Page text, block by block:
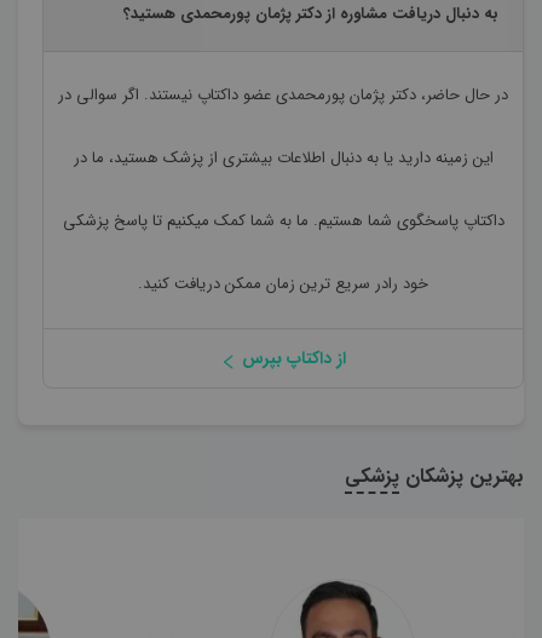
به دنبال دریافت مشاوره از دکتر پژمان پورمحمدی هستید؟
در حال حاضر، دکتر پژمان پورمحمدیعضو داکتاپ نیستند. اگر سوالی در
این زمینه دارید یا به دنبال اطلاعات بیشتری از پزشک هستید، ما در
داکتاپ پاسخگوی شما هستیم. ما به شما کمک میکنیم تا پاسخ پزشکی
خود رادر سریع ترین زمان ممکن دریافت کنید.
از داکتاپ بپرس
بهترین پزشکان پزشکی